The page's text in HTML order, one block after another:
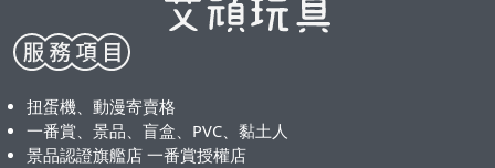
扭蛋機、動漫寄賣格
一番賞、景品、盲盒、PVC、黏土人
景品認證旗艦店 一番賞授權店